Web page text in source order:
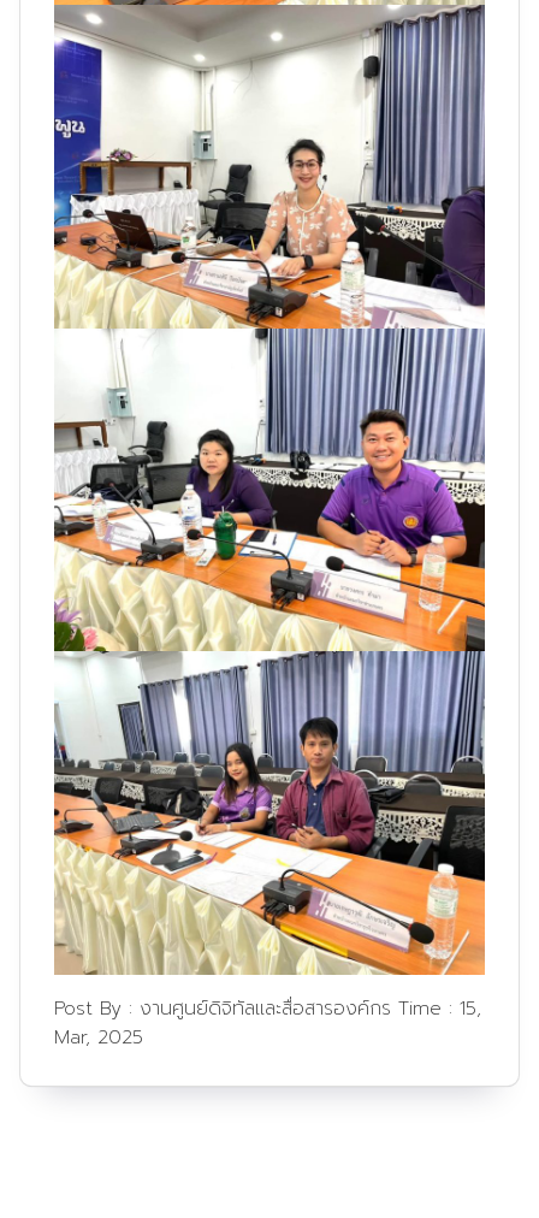
Post By : งานศูนย์ดิจิทัลและสื่อสารองค์กร Time : 15,
Mar, 2025